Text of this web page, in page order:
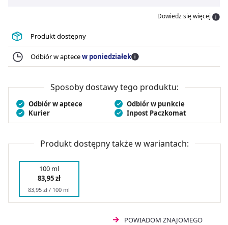
SVR Sun Secure
, wyjątkowa kombinacja 4 filtrów
wraz z kompleksem antyoksydacyjnym zapewnia
skuteczną ochronę skóry podczas ekspozycji na słońce,
pomaga zapobiegać poparzeniom słonecznym oraz
fotostarzeniu. Dba również o odpowiedni poziom
łatwe i równomierne rozprowadzenie na skórze. SVR
mleczko ochronne do opalania SPF50
wchłania i nie pozostawia tłustej warstwy, dzięki czemu
jest idealne do codziennego stosowania i pielęgnacji
skóry podczas lata. SVR Sun Secure Lait mleczko do
słońcu.
Dowiedz się więcej
Produkt dostępny
Odbiór w aptecew poniedziałek
Sposoby dostawy tego produktu:
Odbiór w aptece
Odbiór w punkcie
Kurier
Inpost Paczkomat
Produkt dostępny także w wariantach:
100 ml
83,95 zł
83,95 zł / 100 ml
POWIADOM ZNAJOMEGO